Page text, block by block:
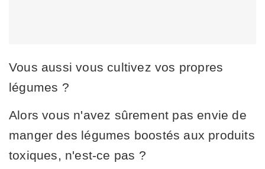
Vous aussi vous cultivez vos propres
légumes ?
Alors vous n'avez sûrement pas envie de
manger des légumes boostés aux produits
toxiques, n'est-ce pas ?